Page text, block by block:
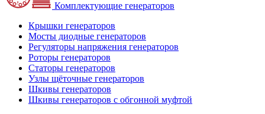
Комплектующие генераторов
Крышки генераторов
Мосты диодные генераторов
Регуляторы напряжения генераторов
Роторы генераторов
Статоры генераторов
Узлы щёточные генераторов
Шкивы генераторов
Шкивы генераторов с обгонной муфтой